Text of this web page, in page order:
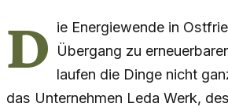
D ie Energiewende in
Übergang zu
laufen die Dinge nicht
das Unternehmen Leda Werk,